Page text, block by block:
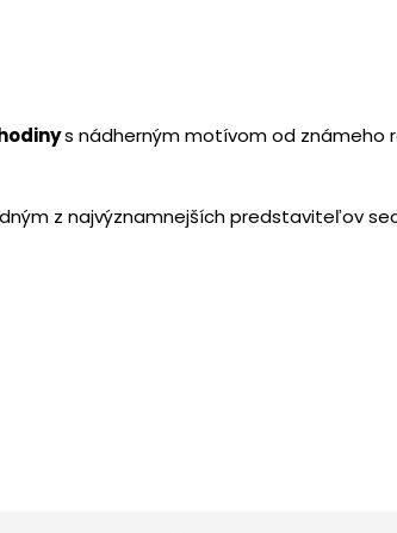
s nádherným motívom od známeho
z najvýznamnejších predstaviteľov